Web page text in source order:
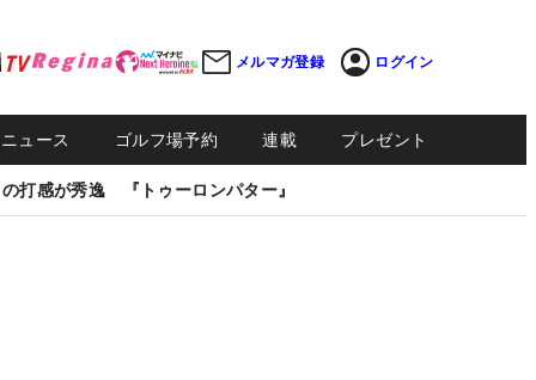
メルマガ登録 ログイン
ュース ゴルフ場予約 連載 プレゼント
打感が秀逸 『トゥーロンパター』